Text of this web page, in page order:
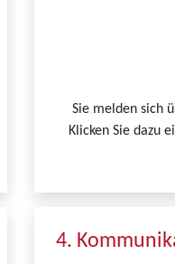
Sie melden sich
Klicken Sie dazu
4.